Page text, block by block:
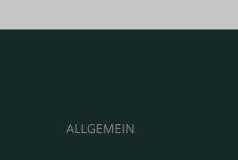
ALLGEMEIN